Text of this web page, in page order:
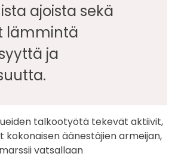
ajoista sekä
lämmintä
ja
talkootyötä tekevät aktiivit,
äänestäjien armeijan,
vatsallaan